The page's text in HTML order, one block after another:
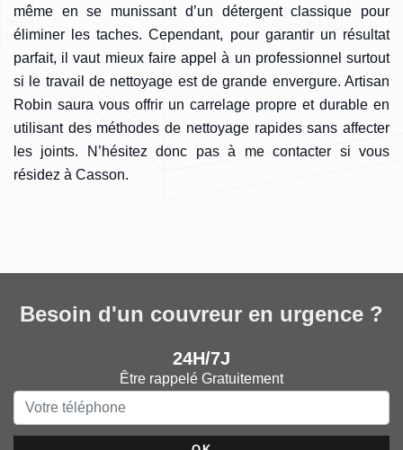
même en se munissant d’un détergent classique pour
éliminer les taches. Cependant, pour garantir un résultat
parfait, il vaut mieux faire appel à un professionnel surtout
si le travail de nettoyage est de grande envergure. Artisan
Robin saura vous offrir un carrelage propre et durable en
utilisant des méthodes de nettoyage rapides sans affecter
les joints. N’hésitez donc pas à me contacter si vous
résidez à Casson.
Besoin d'un couvreur en urgence ?
24H/7J
Être rappelé Gratuitement